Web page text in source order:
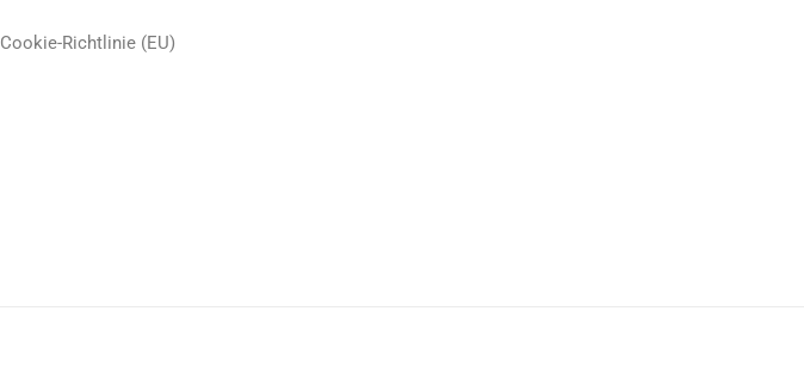
Cookie-Richtlinie (EU)